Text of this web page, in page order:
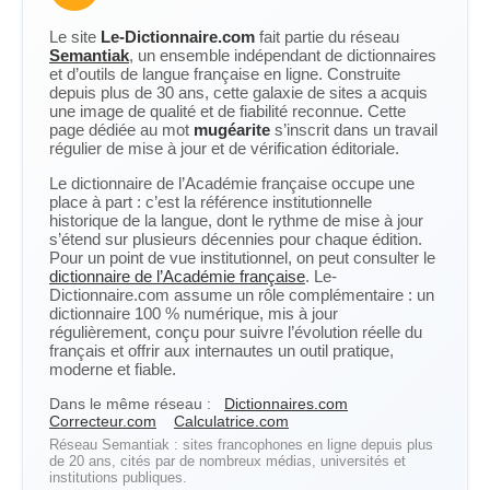
Le site Le-Dictionnaire.com fait partie du réseau
Semantiak, un ensemble indépendant de dictionnaires
et d’outils de langue française en ligne. Construite
depuis plus de 30 ans, cette galaxie de sites a acquis
une image de qualité et de fiabilité reconnue. Cette
page dédiée au mot mugéarite s’inscrit dans un travail
régulier de mise à jour et de vérification éditoriale.
Le dictionnaire de l’Académie française occupe une
place à part : c’est la référence institutionnelle
historique de la langue, dont le rythme de mise à jour
s’étend sur plusieurs décennies pour chaque édition.
Pour un point de vue institutionnel, on peut consulter le
dictionnaire de l’Académie française. Le-
Dictionnaire.com assume un rôle complémentaire : un
dictionnaire 100 % numérique, mis à jour
régulièrement, conçu pour suivre l’évolution réelle du
français et offrir aux internautes un outil pratique,
moderne et fiable.
Dans le même réseau :
Dictionnaires.com
Correcteur.com
Calculatrice.com
Réseau Semantiak : sites francophones en ligne depuis plus
de 20 ans, cités par de nombreux médias, universités et
institutions publiques.